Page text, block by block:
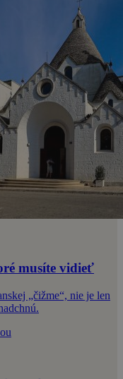
musíte vidieť
„čižme“, nie je len